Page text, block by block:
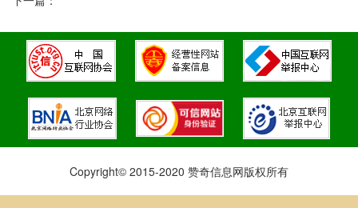
Copyright© 2015-2020 赞奇信息网版权所有